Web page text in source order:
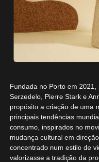
Fundada no Porto em
Serzedelo, Pierre Stark e
propósito a criação de uma
principais tendências
consumo, inspirados no
mudança cultural em
concentrado num estilo de
valorizasse a tradição da